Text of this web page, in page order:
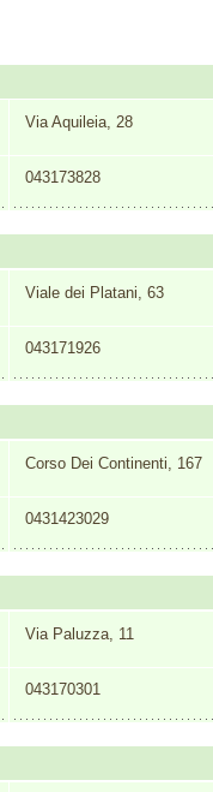
Via Aquileia, 28
043173828
Viale dei Platani, 63
043171926
Corso Dei Continenti, 167
0431423029
Via Paluzza, 11
043170301